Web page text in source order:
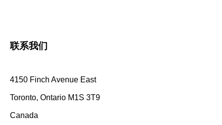
联系我们
4150 Finch Avenue East
Toronto, Ontario M1S 3T9
Canada